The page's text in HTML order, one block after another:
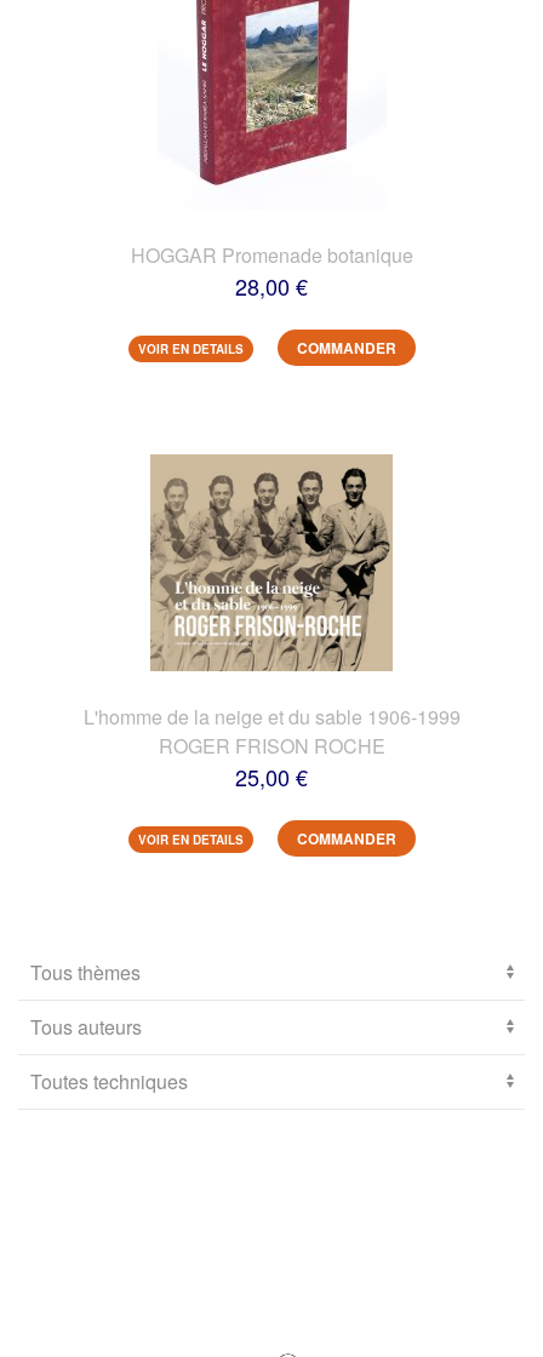
HOGGAR Promenade botanique
28,00 €
VOIR EN DETAILS COMMANDER
L'homme de la neige et du sable 1906-1999
ROGER FRISON ROCHE
25,00 €
VOIR EN DETAILS COMMANDER